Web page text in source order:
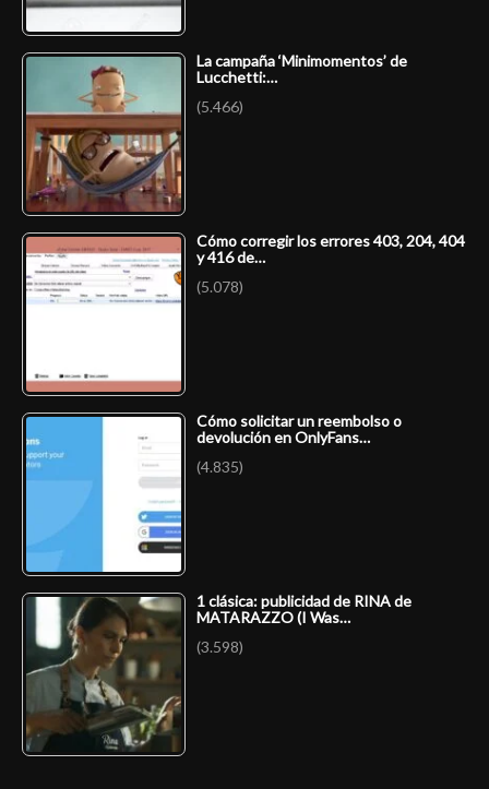
La campaña ‘Minimomentos’ de
Lucchetti:…
(5.466)
Cómo corregir los errores 403, 204, 404
y 416 de…
(5.078)
Cómo solicitar un reembolso o
devolución en OnlyFans…
(4.835)
1 clásica: publicidad de RINA de
MATARAZZO (I Was…
(3.598)